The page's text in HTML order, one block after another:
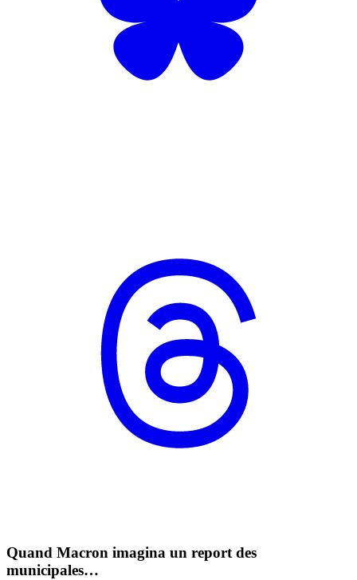
Quand Macron imagina un report des
municipales…